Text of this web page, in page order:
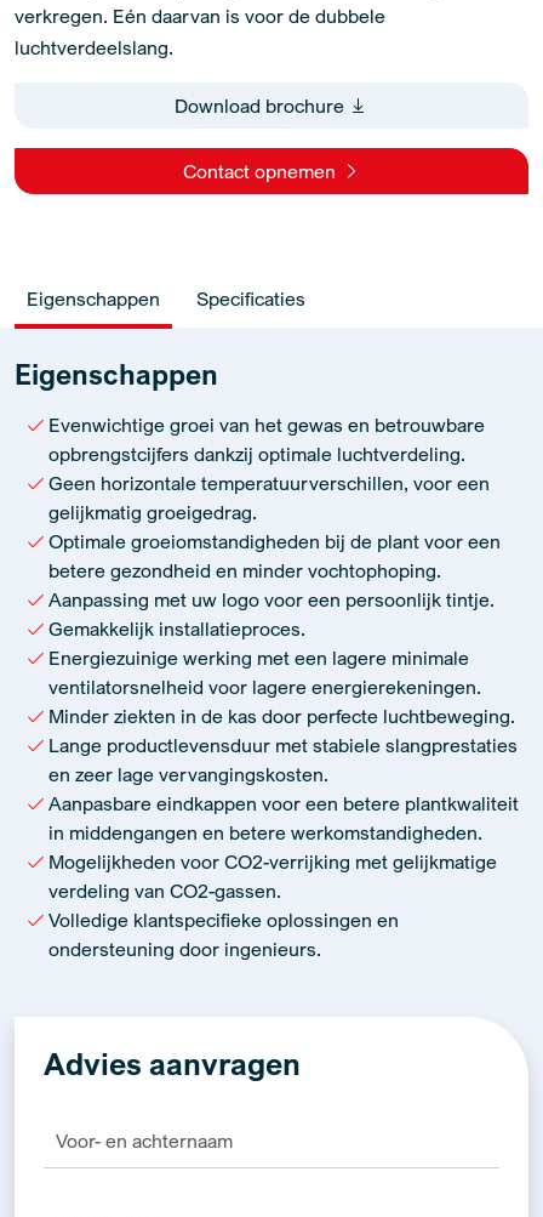
verkregen. Eén daarvan is voor de dubbele
luchtverdeelslang.
Download brochure
Contact opnemen
Eigenschappen Specificaties
Eigenschappen
Evenwichtige groei van het gewas en betrouwbare
opbrengstcijfers dankzij optimale luchtverdeling.
Geen horizontale temperatuurverschillen, voor een
gelijkmatig groeigedrag.
Optimale groeiomstandigheden bij de plant voor een
betere gezondheid en minder vochtophoping.
Aanpassing met uw logo voor een persoonlijk tintje.
Gemakkelijk installatieproces.
Energiezuinige werking met een lagere minimale
ventilatorsnelheid voor lagere energierekeningen.
Minder ziekten in de kas door perfecte luchtbeweging.
Lange productlevensduur met stabiele slangprestaties
en zeer lage vervangingskosten.
Aanpasbare eindkappen voor een betere plantkwaliteit
in middengangen en betere werkomstandigheden.
Mogelijkheden voor CO2-verrijking met gelijkmatige
verdeling van CO2-gassen.
Volledige klantspecifieke oplossingen en
ondersteuning door ingenieurs.
Advies aanvragen